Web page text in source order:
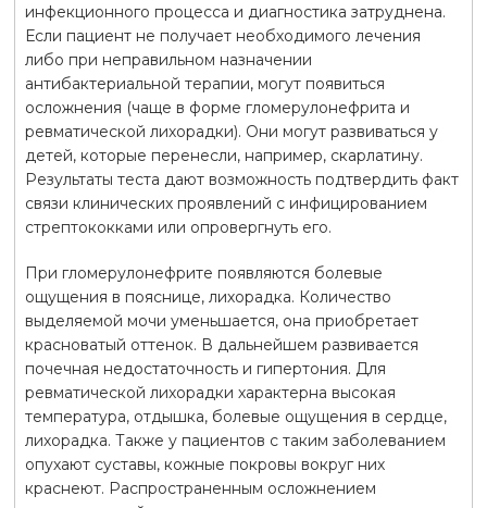
инфекционного процесса и диагностика затруднена.
Если пациент не получает необходимого лечения
либо при неправильном назначении
антибактериальной терапии, могут появиться
осложнения (чаще в форме гломерулонефрита и
ревматической лихорадки). Они могут развиваться у
детей, которые перенесли, например, скарлатину.
Результаты теста дают возможность подтвердить факт
связи клинических проявлений с инфицированием
стрептококками или опровергнуть его.
При гломерулонефрите появляются болевые
ощущения в пояснице, лихорадка. Количество
выделяемой мочи уменьшается, она приобретает
красноватый оттенок. В дальнейшем развивается
почечная недостаточность и гипертония. Для
ревматической лихорадки характерна высокая
температура, отдышка, болевые ощущения в сердце,
лихорадка. Также у пациентов с таким заболеванием
опухают суставы, кожные покровы вокруг них
краснеют. Распространенным осложнением